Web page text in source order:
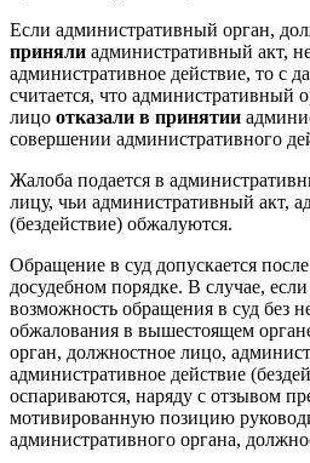
Если административный орган,
приняли административный акт,
административное действие, то с
считается, что административный
лицо отказали в принятии
совершении административного
Жалоба подается в
лицу, чьи административный акт,
(бездействие) обжалуются.
Обращение в суд допускается
досудебном порядке. В случае,
возможность обращения в суд без
обжалования в вышестоящем
орган, должностное лицо,
административное действие
оспариваются, наряду с отзывом
мотивированную позицию
административного органа,